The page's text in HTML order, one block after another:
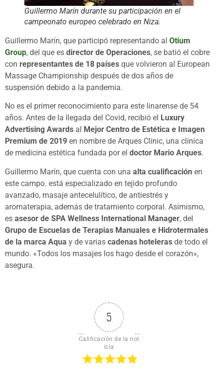
Guillermo Marín durante su participación en el
campeonato europeo celebrado en Niza.
Guillermo Marín, que participó representando al Otium
Group, del que es director de Operaciones, se batió el cobre
con representantes de 18 países que volvieron al European
Massage Championship después de dos años de
suspensión debido a la pandemia.
No es el primer reconocimiento para este linarense de 54
años. Antes de la llegada del Covid, recibió el Luxury
Advertising Awards al
Mejor Centro de Estética e Imagen
Premium de 2019 en nombre de Arques Clinic, una clínica
de medicina estética fundada por el doctor Mario Arques.
Guillermo Marín, que cuenta con una alta cualificación en
este campo. está especializado en tejido profundo
avanzado, masaje antecelulítico, de antiestrés y
aromaterapia, además de tratamiento corporal. Asimismo,
es asesor de SPA Wellness International Manager, del
Grupo de Escuelas de Terapias Manuales e Hidrotermales
de la marca Aqua y de varias cadenas hoteleras de todo el
mundo. «Todos los masajes los hago desde el corazón»,
asegura.
5
Calificación de la not
icia